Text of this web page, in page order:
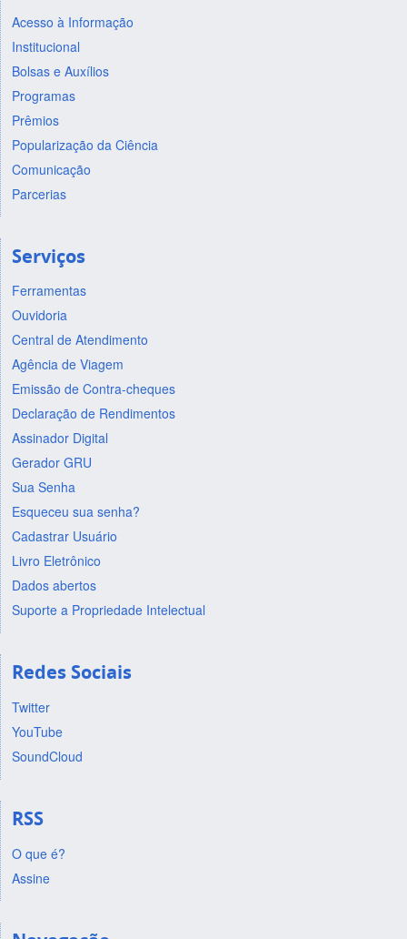
Acesso à Informação
Institucional
Bolsas e Auxílios
Programas
Prêmios
Popularização da Ciência
Comunicação
Parcerias
Serviços
Ferramentas
Ouvidoria
Central de Atendimento
Agência de Viagem
Emissão de Contra-cheques
Declaração de Rendimentos
Assinador Digital
Gerador GRU
Sua Senha
Esqueceu sua senha?
Cadastrar Usuário
Livro Eletrônico
Dados abertos
Suporte a Propriedade Intelectual
Redes Sociais
Twitter
YouTube
SoundCloud
RSS
O que é?
Assine